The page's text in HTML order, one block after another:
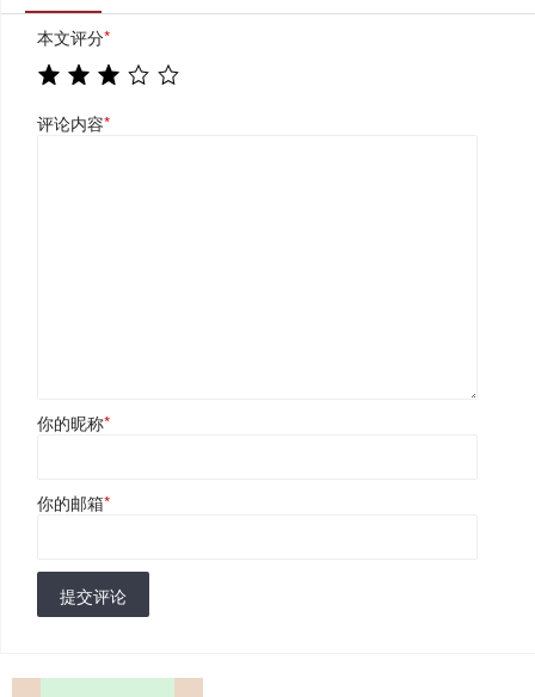
本文评分*
评论内容*
你的昵称*
你的邮箱*
提交评论